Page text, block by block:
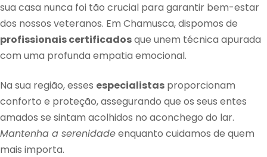
sua casa nunca foi tão crucial para garantir bem-estar
dos nossos veteranos. Em Chamusca, dispomos de
profissionais certificadosque unem técnica apurada
com uma profunda empatia emocional.
Na sua região, esses especialistas proporcionam
conforto e proteção, assegurando que os seus entes
amados se sintam acolhidos no aconchego do lar.
Mantenha a serenidadeenquanto cuidamos de quem
mais importa.